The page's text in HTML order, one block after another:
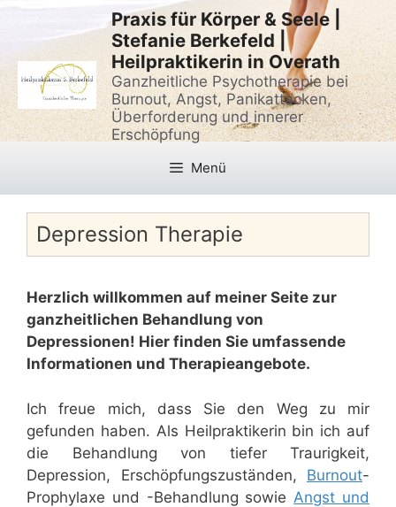
Zum
springen
Praxis für Körper & Seele |
Stefanie Berkefeld |
Heilpraktikerin in Overath
Ganzheitliche Psychotherapie bei
Burnout, Angst, Panikattacken,
Überforderung und innerer
Erschöpfung
Menü
Depression Therapie
Herzlich willkommen auf meiner Seite zur
ganzheitlichen Behandlung von
Depressionen! Hier finden Sie umfassende
Informationen und Therapieangebote.
Ich freue mich, dass Sie den Weg zu mir
gefunden haben. Als Heilpraktikerin bin ich auf
die Behandlung von tiefer Traurigkeit,
Depression, Erschöpfungszuständen, Burnout-
Prophylaxe und -Behandlung sowie Angst und